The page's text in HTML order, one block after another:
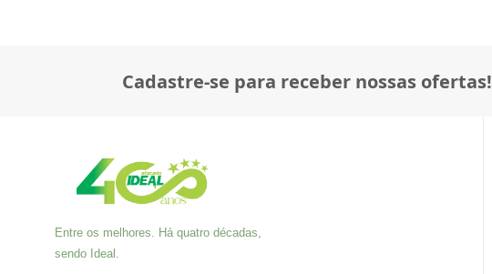
Cadastre-se para receber nossas ofertas!
Entre os melhores. Há quatro décadas,
sendo Ideal.